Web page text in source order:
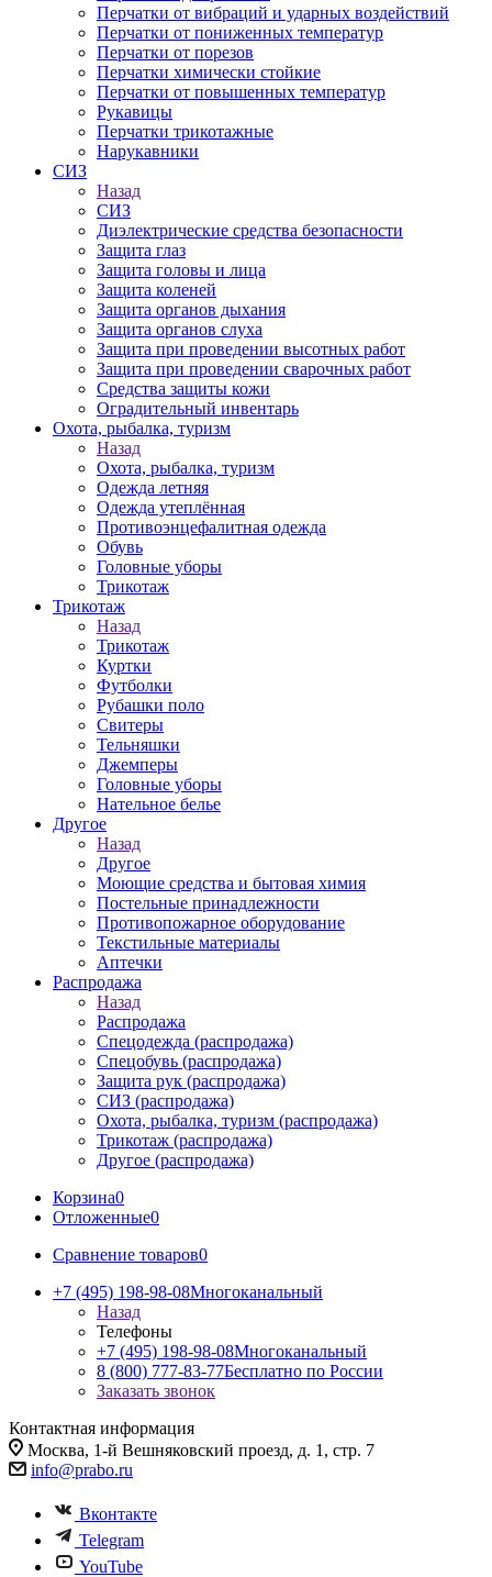
Перчатки от вибраций и ударных воздействий
Перчатки от пониженных температур
Перчатки от порезов
Перчатки химически стойкие
Перчатки от повышенных температур
Рукавицы
Перчатки трикотажные
Нарукавники
СИЗ
Назад
СИЗ
Диэлектрические средства безопасности
Защита глаз
Защита головы и лица
Защита коленей
Защита органов дыхания
Защита органов слуха
Защита при проведении высотных работ
Защита при проведении сварочных работ
Средства защиты кожи
Оградительный инвентарь
Охота, рыбалка, туризм
Назад
Охота, рыбалка, туризм
Одежда летняя
Одежда утеплённая
Противоэнцефалитная одежда
Обувь
Головные уборы
Трикотаж
Трикотаж
Назад
Трикотаж
Куртки
Футболки
Рубашки поло
Свитеры
Тельняшки
Джемперы
Головные уборы
Нательное белье
Другое
Назад
Другое
Моющие средства и бытовая химия
Постельные принадлежности
Противопожарное оборудование
Текстильные материалы
Аптечки
Распродажа
Назад
Распродажа
Спецодежда (распродажа)
Спецобувь (распродажа)
Защита рук (распродажа)
СИЗ (распродажа)
Охота, рыбалка, туризм (распродажа)
Трикотаж (распродажа)
Другое (распродажа)
Корзина0
Отложенные0
Сравнение товаров0
+7 (495) 198-98-08Многоканальный
Назад
Телефоны
+7 (495) 198-98-08Многоканальный
8 (800) 777-83-77Бесплатно по России
Заказать звонок
Контактная информация
Москва, 1-й Вешняковский проезд, д. 1, стр. 7
info@prabo.ru
Вконтакте
Telegram
YouTube